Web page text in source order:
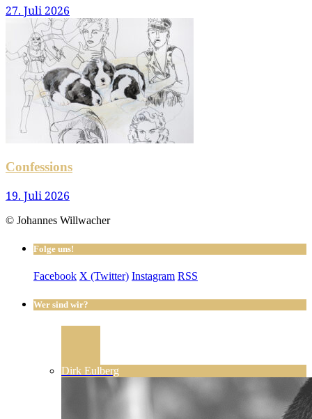
27. Juli 2026
Confessions
19. Juli 2026
© Johannes Willwacher
Folge uns!
Facebook X (Twitter) Instagram RSS
Wer sind wir?
Dirk Eulberg